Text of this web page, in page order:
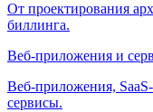
От проектирования
биллинга.
Веб-приложения и
Веб-приложения,
сервисы.